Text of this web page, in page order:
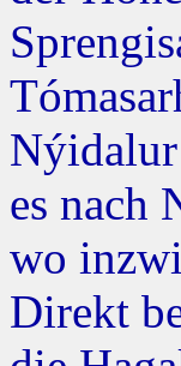
es nach
wo
Direkt